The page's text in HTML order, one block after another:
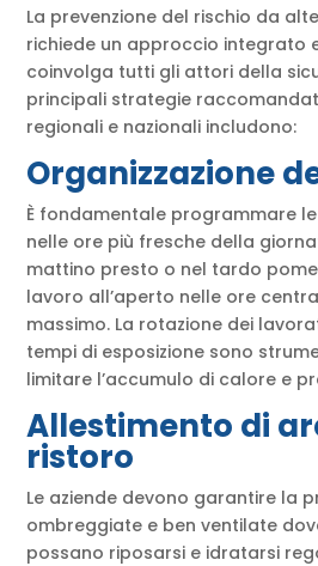
La prevenzione del rischio da
richiede un approccio integrato
coinvolga tutti gli attori della
principali strategie
regionali e nazionali includono:
Organizzazione
È fondamentale programmare
nelle ore più fresche della
mattino presto o nel tardo
lavoro all’aperto nelle ore
massimo. La rotazione dei
tempi di esposizione sono
limitare l’accumulo di calore e
Allestimento di
ristoro
Le aziende devono garantire la
ombreggiate e ben ventilate
possano riposarsi e idratarsi